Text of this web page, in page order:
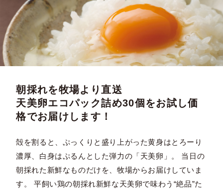
朝採れを牧場より直送
天美卵エコパック詰め30個をお試し価
格でお届けします！
殻を割ると、ぷっくりと盛り上がった黄身はとろーり
濃厚、白身はぷるんとした弾力の「天美卵」。 当日の
朝採れた新鮮なものだけを、牧場からお届けしていま
す。 平飼い鶏の朝採れ新鮮な天美卵で味わう“絶品”た